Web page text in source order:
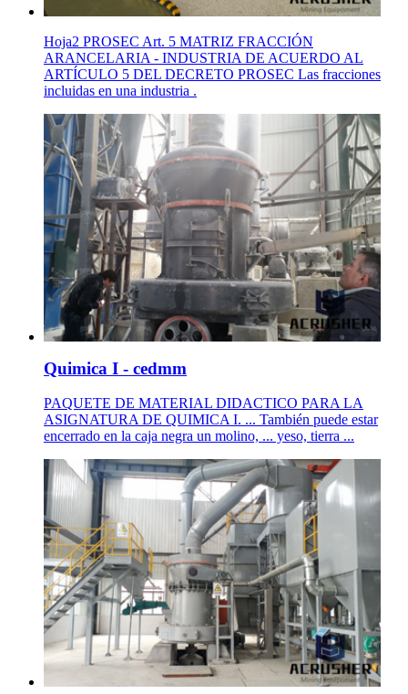
Hoja2 PROSEC Art. 5 MATRIZ FRACCIÓN
ARANCELARIA - INDUSTRIA DE ACUERDO AL
ARTÍCULO 5 DEL DECRETO PROSEC Las fracciones
incluidas en una industria .
Quimica I - cedmm
PAQUETE DE MATERIAL DIDACTICO PARA LA
ASIGNATURA DE QUIMICA I. ... También puede estar
encerrado en la caja negra un molino, ... yeso, tierra ...